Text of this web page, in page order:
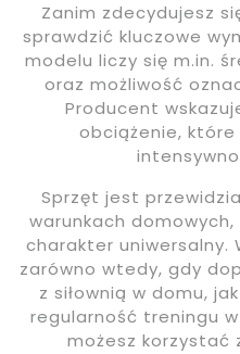
Zanim zdecydujesz
sprawdzić kluczowe
modelu liczy się m.in.
oraz możliwość
Producent
obciążenie,
Sprzęt jest
warunkach
charakter uniwersalny.
zarówno wtedy, gdy
z siłownią w domu,
regularność treningu
możesz korzystać